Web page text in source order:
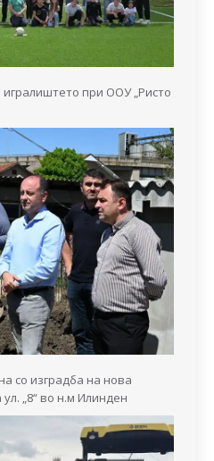
при ООУ „Ристо
со изградба на нова
„8“ во н.м Илинден